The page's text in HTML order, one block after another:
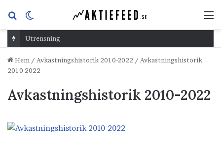
Sök
efterskin
Utrensning
Hem / Avkastningshistorik 2010-2022 / Avkastningshistorik
2010-2022
Avkastningshistorik 2010-2022